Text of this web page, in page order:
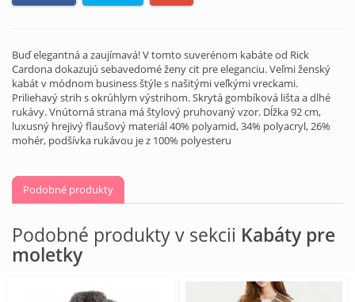
Buď elegantná a zaujímavá! V tomto suverénom kabáte od Rick
Cardona dokazujú sebavedomé ženy cit pre eleganciu. Veľmi ženský
kabát v módnom business štýle s našitými veľkými vreckami.
Priliehavý strih s okrúhlym výstrihom. Skrytá gombíková lišta a dlhé
rukávy. Vnútorná strana má štylový pruhovaný vzor. Dĺžka 92 cm,
luxusný hrejivý flaušový materiál 40% polyamid, 34% polyacryl, 26%
mohér, podšívka rukávou je z 100% polyesteru
Podobné produkty
Podobné produkty v sekcii Kabáty pre
moletky